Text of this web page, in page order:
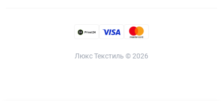
Люкс Текстиль © 2026